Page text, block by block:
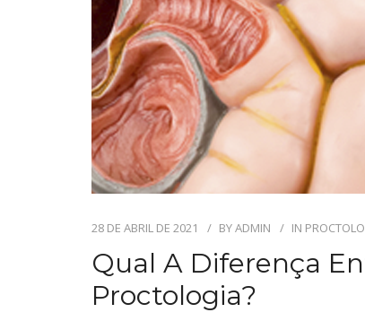
28 DE ABRIL DE 2021 BYADMIN IN
Qual A Diferença
Proctologia?